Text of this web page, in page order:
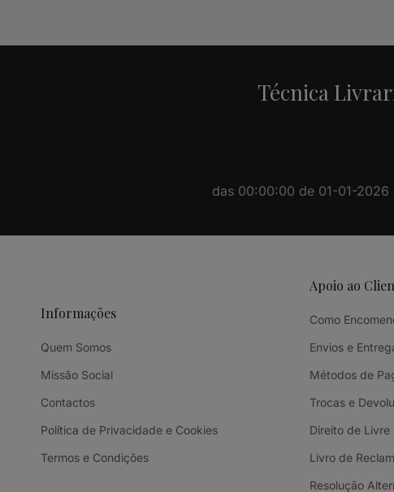
Técnica
das 00:00:00 de 01-01-
Informações
Quem Somos
Missão Social
Contactos
Política de Privacidade e Cookies
Termos e Condições
Apoio ao
Como
Envios e
Métodos de
Trocas e
Direito de Livre
Livro de
Resolução